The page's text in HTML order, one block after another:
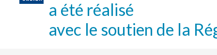
a été réalisé
avec le soutien de la